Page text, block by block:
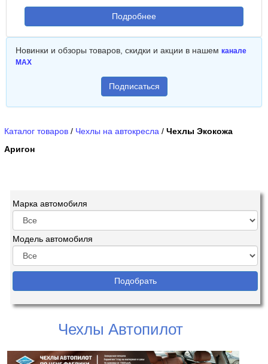
Подробнее
Новинки и обзоры товаров, скидки и акции в нашем канале
MAX
Подписаться
Каталог товаров / Чехлы на автокресла / Чехлы Экокожа
Аригон
Марка автомобиля
Модель автомобиля
Чехлы Автопилот